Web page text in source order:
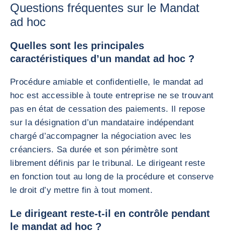
Questions fréquentes sur le Mandat
ad hoc
Quelles sont les principales
caractéristiques d’un mandat ad hoc ?
Procédure amiable et confidentielle, le mandat ad
hoc est accessible à toute entreprise ne se trouvant
pas en état de cessation des paiements. Il repose
sur la désignation d’un mandataire indépendant
chargé d’accompagner la négociation avec les
créanciers. Sa durée et son périmètre sont
librement définis par le tribunal. Le dirigeant reste
en fonction tout au long de la procédure et conserve
le droit d’y mettre fin à tout moment.
Le dirigeant reste-t-il en contrôle pendant
le mandat ad hoc ?